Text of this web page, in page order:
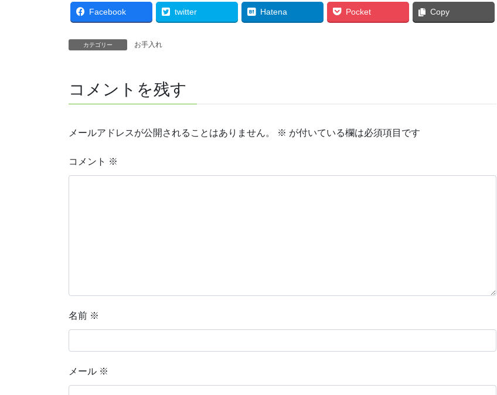
Facebook twitter Hatena Pocket Copy
カテゴリー お手入れ
コメントを残す
メールアドレスが公開されることはありません。 ※ が付いている欄は必須項目です
コメント ※
名前 ※
メール ※